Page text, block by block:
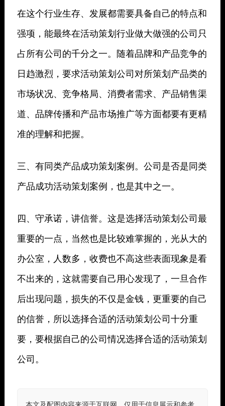
在这个行业生存、发展都需要具备自己的特点和
强项，能最终在活动策划行业做大做强的公司只
占所有公司的千分之一。随着品牌和产品竞争的
日趋激烈，要求活动策划公司对所策划产品类的
市场状况、竞争格局、消费者需求、产品销售渠
道、品牌传播和产品市场推广等方面都要有更精
准的理解和把握。
三、有同类产品成功策划案例。公司是否是同类
产品成功活动策划案例，也是其中之一。
四、守承诺，讲信誉。这是选择活动策划公司最
重要的一点，当然也是比较难掌握的，光从大的
办公室，人数多，收费也不高这些表面现象是看
不出来的，这就需要自己用心发现了，一旦合作
后出现问题，损失的不仅是金钱，更重要的自己
的信誉，所以选择合适的活动策划公司十分重
要，要根据自己的公司情况选择合适的活动策划
公司。